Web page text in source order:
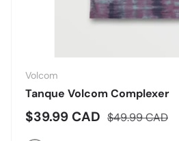
Volcom
Tanque Volcom Complexer
Precio de venta
$39.99 CAD Precio normal
$49.99 CAD